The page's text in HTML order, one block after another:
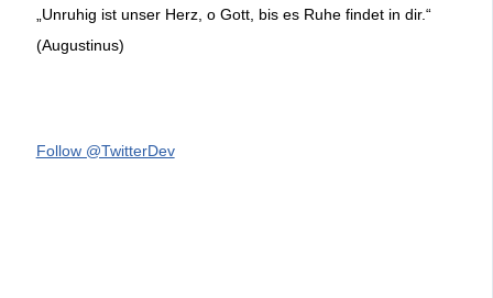
„Unruhig ist unser Herz, o Gott, bis es Ruhe findet in dir.“
(Augustinus)
Follow @TwitterDev